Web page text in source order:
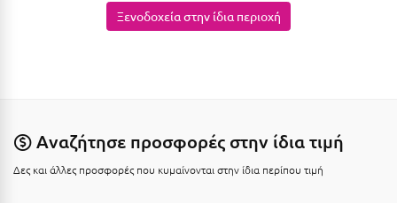
Κέρκυρα
Κεφαλονιά
Ξενοδοχεία στην ίδια περιοχή
Αναζήτησε προσφορές στην ίδια τιμή
Δες και άλλες προσφορές που κυμαίνονται στην ίδια περίπου τιμή